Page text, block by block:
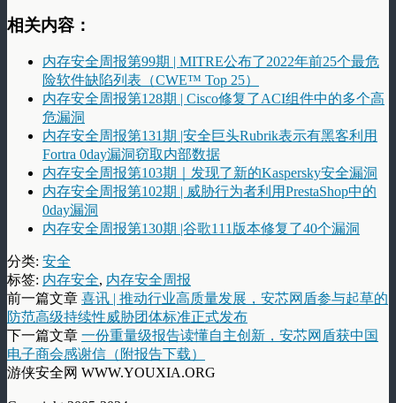
相关内容：
内存安全周报第99期 | MITRE公布了2022年前25个最危
险软件缺陷列表（CWE™ Top 25）
内存安全周报第128期 | Cisco修复了ACI组件中的多个高
危漏洞
内存安全周报第131期 |安全巨头Rubrik表示有黑客利用
Fortra 0day漏洞窃取内部数据
内存安全周报第103期｜发现了新的Kaspersky安全漏洞
内存安全周报第102期 | 威胁行为者利用PrestaShop中的
0day漏洞
内存安全周报第130期 |谷歌111版本修复了40个漏洞
分类: 安全
标签: 内存安全, 内存安全周报
前一篇文章 喜讯 | 推动行业高质量发展，安芯网盾参与起草的
防范高级持续性威胁团体标准正式发布
下一篇文章 一份重量级报告读懂自主创新，安芯网盾获中国
电子商会感谢信（附报告下载）
游侠安全网 WWW.YOUXIA.ORG